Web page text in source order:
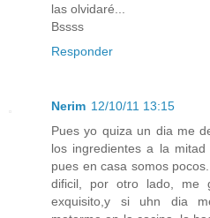
las olvidaré...
Bssss
Responder
Nerim 12/10/11 13:15
Pues yo quiza un dia me
los ingredientes a la
pues en casa somos
dificil, por otro lado, me
exquisito,y si uhn dia